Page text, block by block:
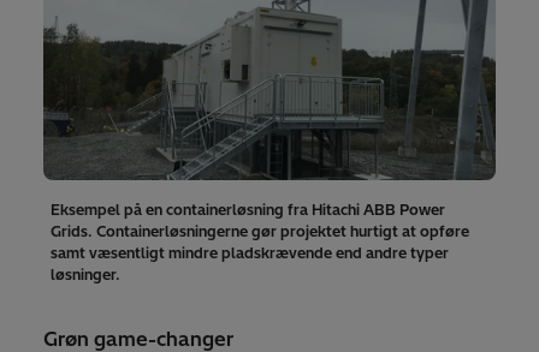
Eksempel på en containerløsning fra Hitachi ABB Power
Grids. Containerløsningerne gør projektet hurtigt at opføre
samt væsentligt mindre pladskrævende end andre typer
løsninger.
Grøn game-changer